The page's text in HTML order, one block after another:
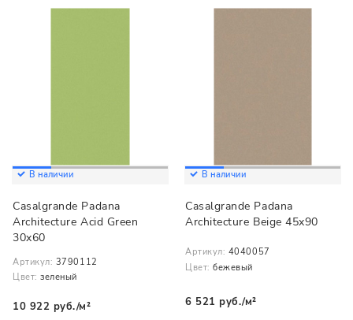
В наличии
Casalgrande Padana
Architecture Acid Green
30x60
Артикул: 3790112
Цвет: зеленый
10 922 руб./м²
В наличии
Casalgrande Padana
Architecture Beige 45x90
Артикул: 4040057
Цвет: бежевый
6 521 руб./м²